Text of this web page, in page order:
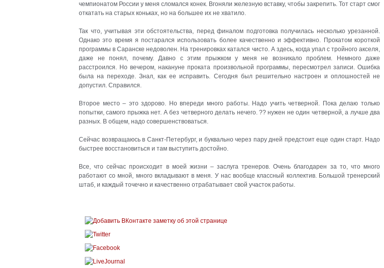
чемпионатом России у меня сломался конек. Вгоняли железную вставку, чтобы закрепить. Тот старт смог
откатать на старых коньках, но на большее их не хватило.
Так что, учитывая эти обстоятельства, перед финалом подготовка получилась несколько урезанной.
Однако это время я постарался использовать более качественно и эффективно. Прокатом короткой
программы в Саранске недоволен. На тренировках катался чисто. А здесь, когда упал с тройного акселя,
даже не понял, почему. Давно с этим прыжком у меня не возникало проблем. Немного даже
расстроился. Но вечером, накануне проката произвольной программы, пересмотрел записи. Ошибка
была на переходе. Знал, как ее исправить. Сегодня был решительно настроен и оплошностей не
допустил. Справился.
Второе место – это здорово. Но впереди много работы. Надо учить четверной. Пока делаю только
попытки, самого прыжка нет. А без четверного делать нечего. ?? нужен не один четверной, а лучше два
разных. В общем, надо совершенствоваться.
Сейчас возвращаюсь в Санкт-Петербург, и буквально через пару дней предстоит еще один старт. Надо
быстрее восстановиться и там выступить достойно.
Все, что сейчас происходит в моей жизни – заслуга тренеров. Очень благодарен за то, что много
работают со мной, много вкладывают в меня. У нас вообще классный коллектив. Большой тренерский
штаб, и каждый точечно и качественно отрабатывает свой участок работы.